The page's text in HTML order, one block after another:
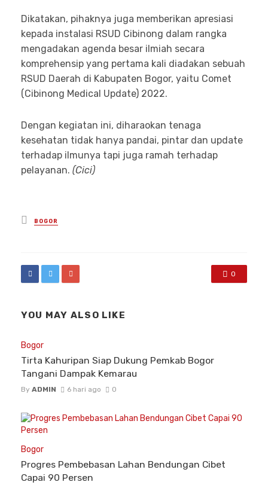
Dikatakan, pihaknya juga memberikan apresiasi
kepada instalasi RSUD Cibinong dalam rangka
mengadakan agenda besar ilmiah secara
komprehensip yang pertama kali diadakan sebuah
RSUD Daerah di Kabupaten Bogor, yaitu Comet
(Cibinong Medical Update) 2022.
Dengan kegiatan ini, diharaokan tenaga
kesehatan tidak hanya pandai, pintar dan update
terhadap ilmunya tapi juga ramah terhadap
pelayanan. (Cici)
Posted
in
BOGOR
0
YOU MAY ALSO LIKE
Bogor
Tirta Kahuripan Siap Dukung Pemkab Bogor
Tangani Dampak Kemarau
By ADMIN 6 hari ago 0
Bogor
Progres Pembebasan Lahan Bendungan Cibet
Capai 90 Persen